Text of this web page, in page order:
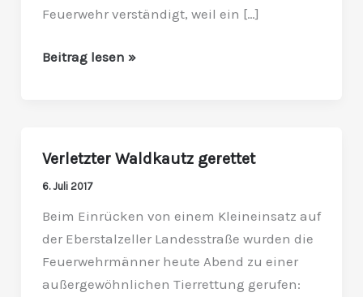
Feuerwehr verständigt, weil ein […]
Beitrag lesen »
Verletzter Waldkautz gerettet
6. Juli 2017
Beim Einrücken von einem Kleineinsatz auf
der Eberstalzeller Landesstraße wurden die
Feuerwehrmänner heute Abend zu einer
außergewöhnlichen Tierrettung gerufen:
Verletzter
Waldkautz